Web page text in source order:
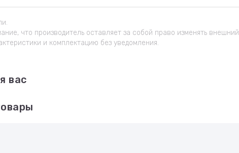
что производитель оставляет за собой право изменять внешний
и комплектацию без уведомления.
вас